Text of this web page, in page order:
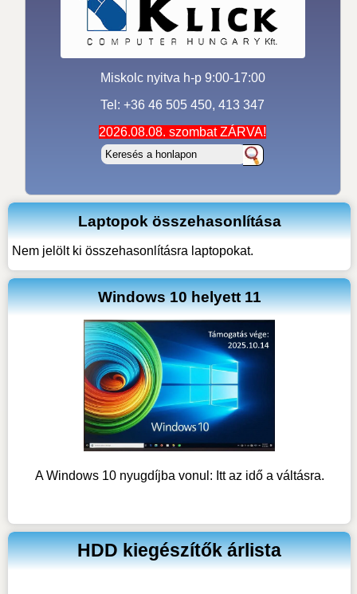
Miskolc nyitva h-p 9:00-17:00
Tel: +36 46 505 450, 413 347
2026.08.08. szombat ZÁRVA!
Laptopok összehasonlítása
Nem jelölt ki összehasonlításra laptopokat.
Windows 10 helyett 11
A Windows 10 nyugdíjba vonul: Itt az idő a váltásra.
HDD kiegészítők árlista